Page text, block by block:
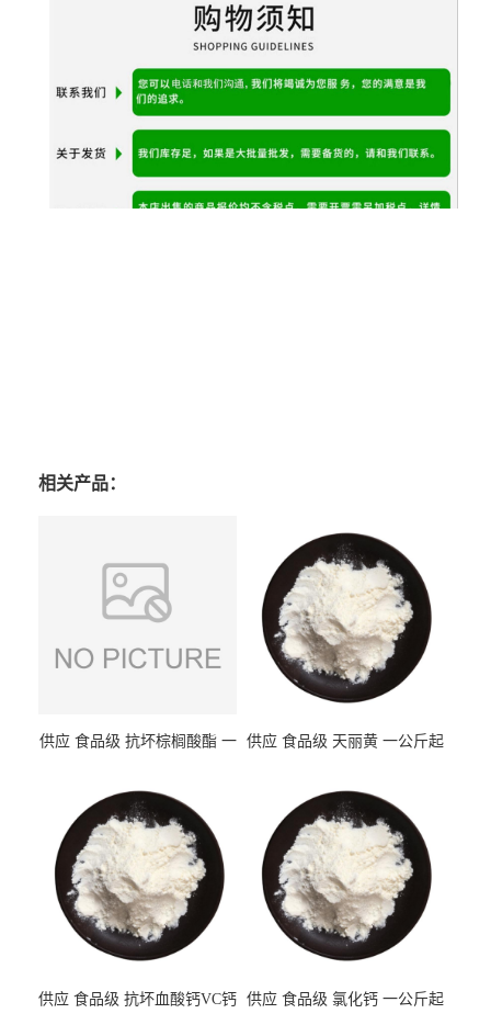
相关产品：
供应 食品级 抗坏棕榈酸酯 一
供应 食品级 天丽黄 一公斤起
供应 食品级 抗坏血酸钙VC钙 供应 食品级 氯化钙 一公斤起